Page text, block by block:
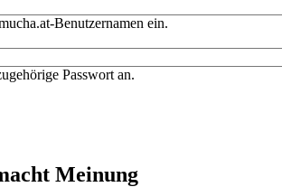
Benutzernamen ein.
Passwort an.
Meinung